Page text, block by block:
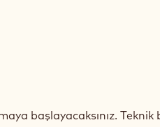
başlayacaksınız. Teknik